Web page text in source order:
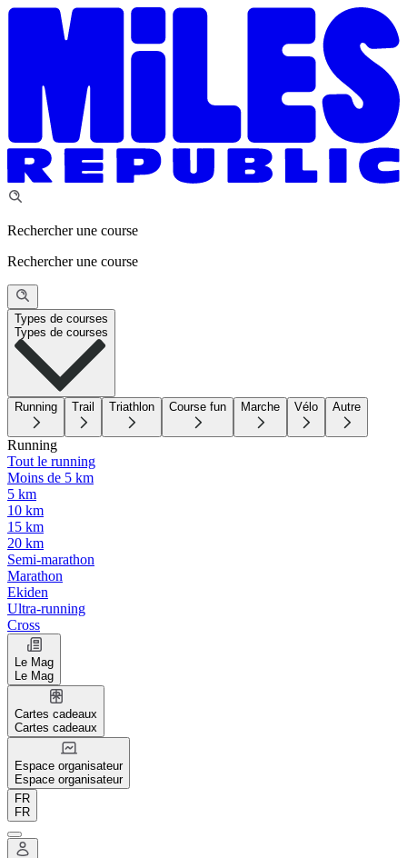
Rechercher une course
Rechercher une course
Types de courses
Types de courses
Running Trail Triathlon Course fun Marche Vélo Autre
Running
Tout le running
Moins de 5 km
5 km
10 km
15 km
20 km
Semi-marathon
Marathon
Ekiden
Ultra-running
Cross
Le Mag
Le Mag
Cartes cadeaux
Cartes cadeaux
Espace organisateur
Espace organisateur
FR
FR